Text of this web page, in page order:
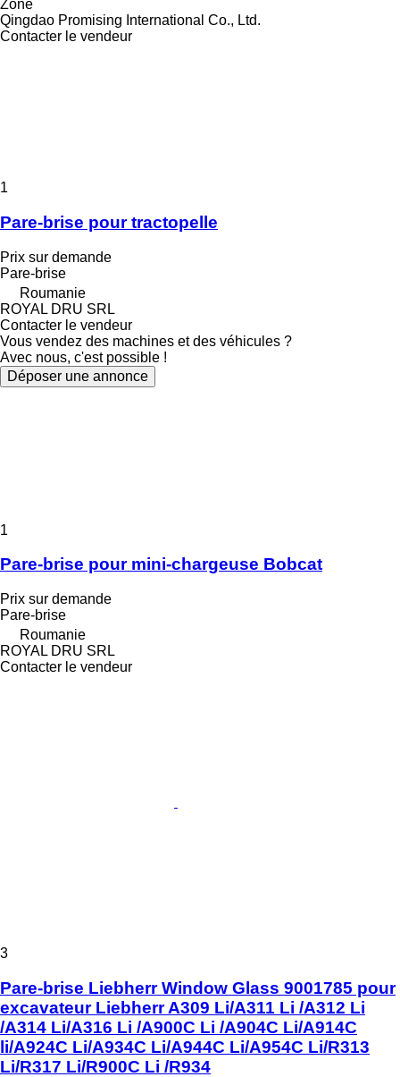
Zone
Qingdao Promising International Co., Ltd.
Contacter le vendeur
1
Pare-brise pour tractopelle
Prix sur demande
Pare-brise
Roumanie
ROYAL DRU SRL
Contacter le vendeur
Vous vendez des machines et des véhicules ?
Avec nous, c'est possible !
Déposer une annonce
1
Pare-brise pour mini-chargeuse Bobcat
Prix sur demande
Pare-brise
Roumanie
ROYAL DRU SRL
Contacter le vendeur
3
Pare-brise Liebherr Window Glass 9001785 pour
excavateur Liebherr A309 Li/A311 Li /A312 Li
/A314 Li/A316 Li /A900C Li /A904C Li/A914C
li/A924C Li/A934C Li/A944C Li/A954C Li/R313
Li/R317 Li/R900C Li /R934